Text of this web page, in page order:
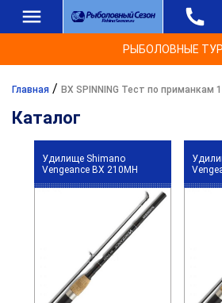
РЫБОЛОВНЫЕ
Главная / BX SPINNING Тест по приманкам
Каталог
Удилище Shimano
Vengeance BX 210MH